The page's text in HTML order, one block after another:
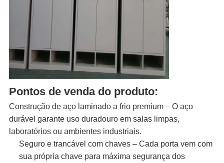
Pontos de venda do produto:
Construção de aço laminado a frio premium – O aço
durável garante uso duradouro em salas limpas,
laboratórios ou ambientes industriais.
Seguro e trancável com chaves – Cada porta vem com
sua própria chave para máxima segurança dos